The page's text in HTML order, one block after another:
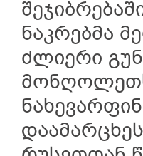
ნაკრებმა
ძლიერი